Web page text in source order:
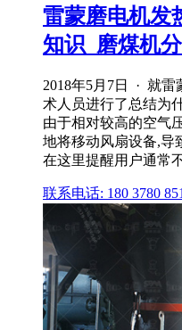
雷蒙磨电机发
知识_磨煤机
2018年5月7日 · 就
术人员进行了总结为
由于相对较高的空气
地将移动风扇设备,导
在这里提醒用户通常
联系电话: 180 3780